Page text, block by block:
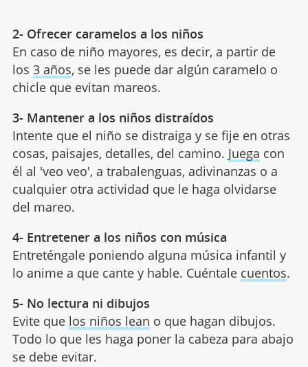
2- Ofrecer caramelos a los niños
En caso de niño mayores, es decir, a partir de
los 3 años, se les puede dar algún caramelo o
chicle que evitan mareos.
3- Mantener a los niños distraídos
Intente que el niño se distraiga y se fije en otras
cosas, paisajes, detalles, del camino. Juega con
él al 'veo veo', a trabalenguas, adivinanzas o a
cualquier otra actividad que le haga olvidarse
del mareo.
4- Entretener a los niños con música
Entreténgale poniendo alguna música infantil y
lo anime a que cante y hable. Cuéntale cuentos.
5- No lectura ni dibujos
Evite que los niños lean o que hagan dibujos.
Todo lo que les haga poner la cabeza para abajo
se debe evitar.